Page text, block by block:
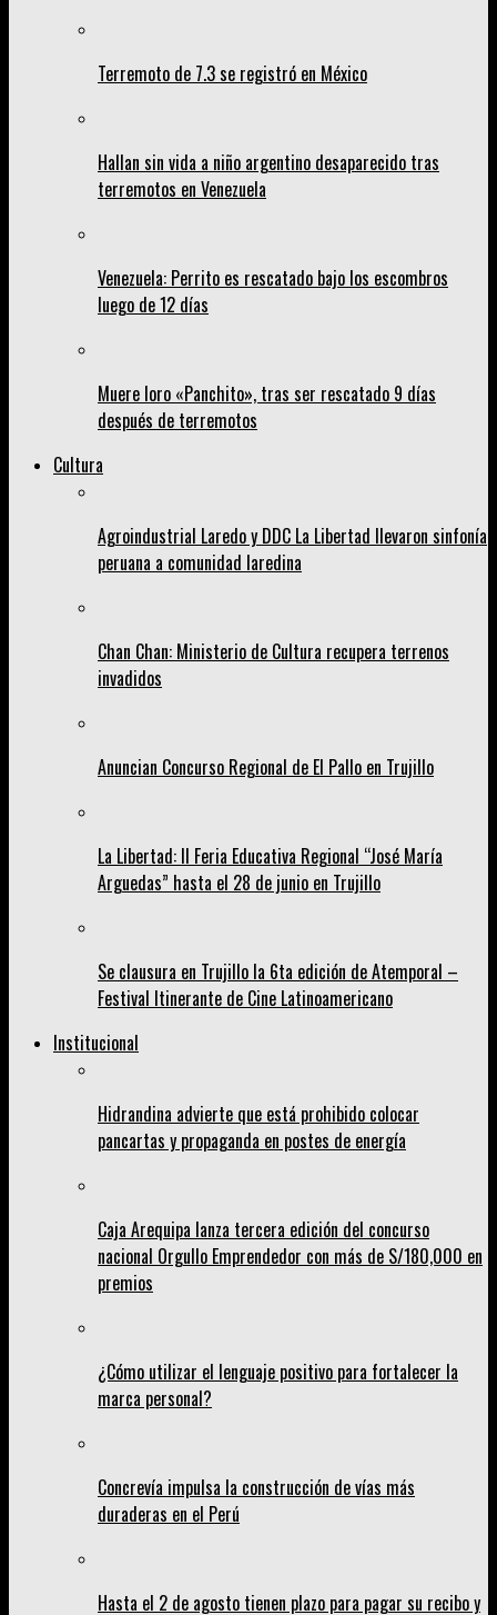
Terremoto de 7.3 se registró en México
Hallan sin vida a niño argentino desaparecido tras
terremotos en Venezuela
Venezuela: Perrito es rescatado bajo los escombros
luego de 12 días
Muere loro «Panchito», tras ser rescatado 9 días
después de terremotos
Cultura
Agroindustrial Laredo y DDC La Libertad llevaron sinfonía
peruana a comunidad laredina
Chan Chan: Ministerio de Cultura recupera terrenos
invadidos
Anuncian Concurso Regional de El Pallo en Trujillo
La Libertad: II Feria Educativa Regional “José María
Arguedas” hasta el 28 de junio en Trujillo
Se clausura en Trujillo la 6ta edición de Atemporal –
Festival Itinerante de Cine Latinoamericano
Institucional
Hidrandina advierte que está prohibido colocar
pancartas y propaganda en postes de energía
Caja Arequipa lanza tercera edición del concurso
nacional Orgullo Emprendedor con más de S/180,000 en
premios
¿Cómo utilizar el lenguaje positivo para fortalecer la
marca personal?
Concrevía impulsa la construcción de vías más
duraderas en el Perú
Hasta el 2 de agosto tienen plazo para pagar su recibo y